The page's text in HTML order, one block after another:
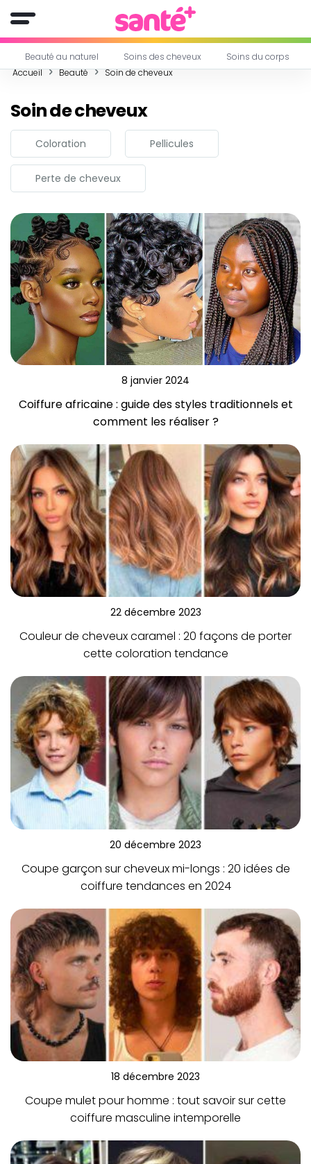
Beauté au naturel Soins des cheveux
Soins du corps
Accueil
Beauté Soin de cheveux
Soin de cheveux
Coloration Pellicules
Perte de cheveux
8 janvier 2024
Coiffure africaine : guide des styles traditionnels et
comment les réaliser ?
22 décembre 2023
Couleur de cheveux caramel : 20 façons de porter
cette coloration tendance
20 décembre 2023
Coupe garçon sur cheveux mi-longs : 20 idées de
coiffure tendances en 2024
18 décembre 2023
Coupe mulet pour homme : tout savoir sur cette
coiffure masculine intemporelle